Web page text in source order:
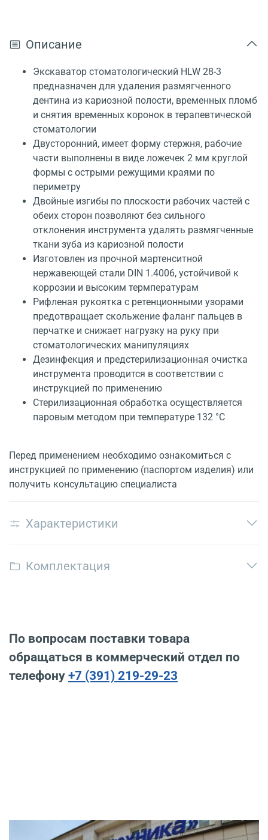
Описание
Экскаватор стоматологический HLW 28-3
предназначен для удаления размягченного
дентина из кариозной полости, временных пломб
и снятия временных коронок в терапевтической
стоматологии
Двусторонний, имеет форму стержня, рабочие
части выполнены в виде ложечек 2 мм круглой
формы с острыми режущими краями по
периметру
Двойные изгибы по плоскости рабочих частей с
обеих сторон позволяют без сильного
отклонения инструмента удалять размягченные
ткани зуба из кариозной полости
Изготовлен из прочной мартенситной
нержавеющей стали DIN 1.4006, устойчивой к
коррозии и высоким термпературам
Рифленая рукоятка с ретенционными узорами
предотвращает скольжение фаланг пальцев в
перчатке и снижает нагрузку на руку при
стоматологических манипуляциях
Дезинфекция и предстерилизационная очистка
инструмента проводится в соответствии с
инструкцией по применению
Стерилизационная обработка осуществляется
паровым методом при температуре 132 °С
Перед применением необходимо ознакомиться с
инструкцией по применению (паспортом изделия) или
получить консультацию специалиста
Характеристики
Комплектация
По вопросам поставки товара
обращаться в коммерческий отдел по
телефону +7 (391) 219-29-23